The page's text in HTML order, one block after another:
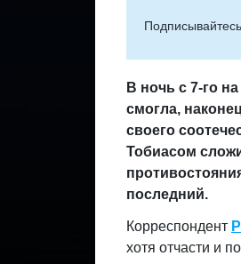
В ночь с 7-го
смогла,
своего
Тобиасом
последний.
Корреспондент
хотя отчасти и